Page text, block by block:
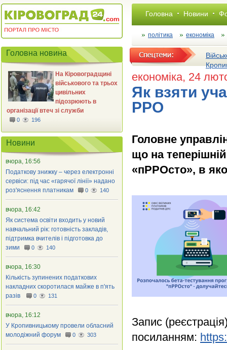
Головна Новини
політика економіка
економіка, 24
Як взяти
РРО
Головне
що на
«пРРОсто», в
Запис
посиланням:
Головна новина
На Кіровоградщині
військового та трьох
цивільних
підозрюють в
організації втеч зі служби
0 196
Новини
вчора, 16:56
Податкову знижку – через електронні
сервіси: під час «гарячої лінії» надано
роз'яснення платникам
0 140
вчора, 16:42
Як система освіти входить у новий
навчальний рік: готовність закладів,
підтримка вчителів і підготовка до
зими
0 140
вчора, 16:30
Кількість зупинених податкових
накладних скоротилася майже в п'ять
разів
0 131
вчора, 16:12
У Кропивницькому провели обласний
молодіжний форум
0 303